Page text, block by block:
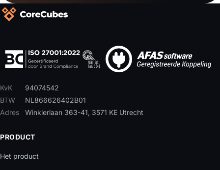
KvK
94074542
BTW
NL866626402B01
Adres
Winklerlaan 363-41, 3571 KE Utrecht
PRODUCT
Het product